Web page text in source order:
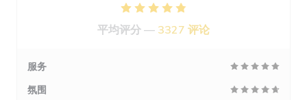
平均评分 — 3327 评论
服务
氛围